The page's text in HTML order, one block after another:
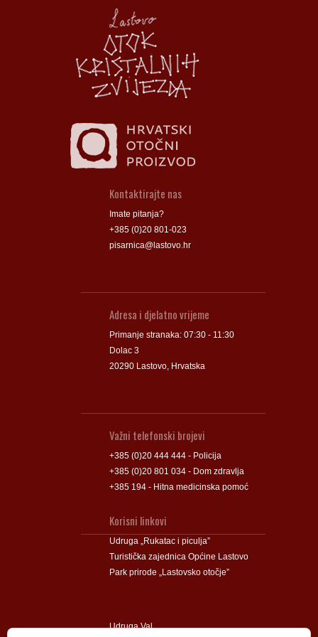
Groblje
Groblje
Kontaktirajte nas
Imate pitanja?
+385 (0)20 801-023
pisarnica@lastovo.hr
Adresa i djelatno vrijeme
Primanje stranaka: 07:30 - 11:30
Dolac 3
20290 Lastovo, Hrvatska
Važni telefonski brojevi
+385 (0)20 444 444 - Policija
+385 (0)20 801 034 - Dom zdravlja
+385 194 - Hitna medicinska pomoć
Korisni linkovi
Udruga „Rukatac i piculja”
Turistička zajednica Općine Lastovo
Park prirode „Lastovsko otočje”
Udruga Val